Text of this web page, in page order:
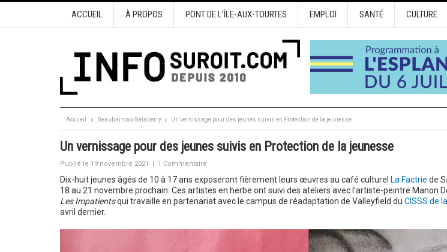
ACCUEIL À PROPOS PONT DE L’ÎLE-AUX-TOURTES EMPLOI SANTÉ CULTURE
Accueil Beauharnois-Salaberry Un vernissage pour des jeunes suivis en Protection de la jeunesse
Un vernissage pour des jeunes suivis en Protection de la jeunesse
Publié le 19 novembre 2021 | 1 Commentaire
Dix-huit jeunes âgés de 10 à 17 ans exposeront fièrement leurs œuvres au café culturel La Factrie de
18 au 21 novembre prochain. Ces artistes en herbe ont suivi des ateliers avec l’artiste-peintre Manon
Les Impatientsqui travaille en partenariat avec le campus de réadaptation de Valleyfield du CISSS de
avril dernier.